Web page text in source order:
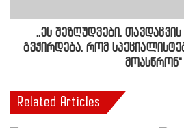
,,ეს შეზღუდვები, თავდაცვის
გვჭირდება, რომ
მოასწრონ"
Related Articles